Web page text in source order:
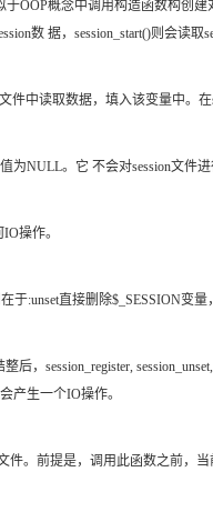
于OOP概念中调用构造函数构创建
数 据，session_start()则会读取
中读取数据，填入该变量中。在
。它 不会对session文件
操作。
:unset直接删除$_SESSION
，session_register,
产生一个IO操作。
。前提是，调用此函数之前